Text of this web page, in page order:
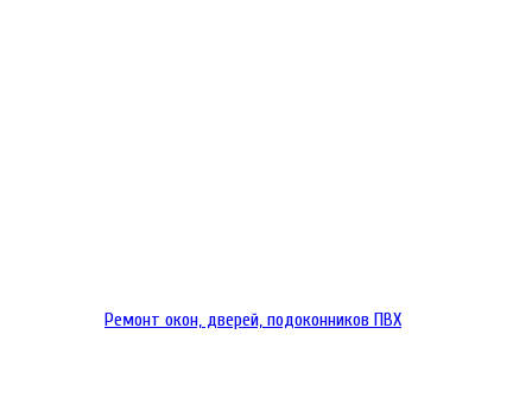
Ремонт окон, дверей, подоконников ПВХ